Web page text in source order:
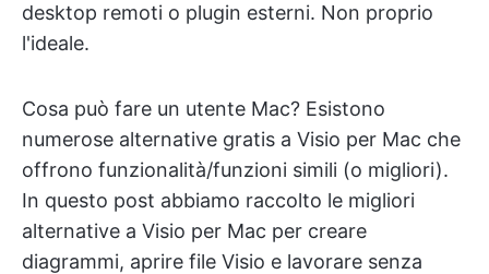
desktop remoti o plugin esterni. Non proprio
l'ideale.
Cosa può fare un utente Mac? Esistono
numerose alternative gratis a Visio per Mac che
offrono funzionalità/funzioni simili (o migliori).
In questo post abbiamo raccolto le migliori
alternative a Visio per Mac per creare
diagrammi, aprire file Visio e lavorare senza